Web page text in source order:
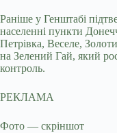
Раніше у Генштабі
населенні пункти
Петрівка, Веселе,
на Зелений Гай, який
контроль.
РЕКЛАМА
Фото — скріншот